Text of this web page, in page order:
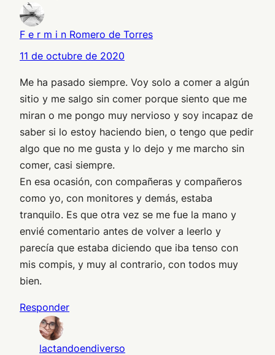
F e r m i n Romero de Torres
11 de octubre de 2020
Me ha pasado siempre. Voy solo a comer a algún
sitio y me salgo sin comer porque siento que me
miran o me pongo muy nervioso y soy incapaz de
saber si lo estoy haciendo bien, o tengo que pedir
algo que no me gusta y lo dejo y me marcho sin
comer, casi siempre.
En esa ocasión, con compañeras y compañeros
como yo, con monitores y demás, estaba
tranquilo. Es que otra vez se me fue la mano y
envié comentario antes de volver a leerlo y
parecía que estaba diciendo que iba tenso con
mis compis, y muy al contrario, con todos muy
bien.
Responder
lactandoendiverso